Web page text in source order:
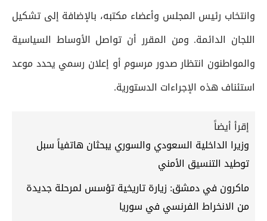
وانتخاب رئيس المجلس وأعضاء مكتبه، بالإضافة إلى تشكيل
اللجان الدائمة. ومن المقرر أن تواصل الأوساط السياسية
والمواطنون انتظار صدور مرسوم أو إعلان رسمي يحدد موعد
استئناف هذه الإجراءات الدستورية.
إقرأ أيضاً
وزيرا الداخلية السعودي والسوري يبحثان هاتفياً سبل
توطيد التنسيق الأمني
ماكرون في دمشق: زيارة تاريخية تؤسس لمرحلة جديدة
من الانخراط الفرنسي في سوريا